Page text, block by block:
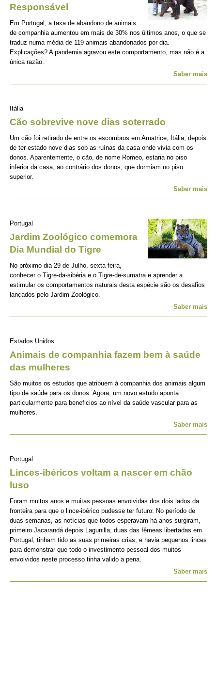
Responsável
Em Portugal, a taxa de abandono de animais
de companhia aumentou em mais de 30% nos últimos anos, o que se
traduz numa média de 119 animais abandonados por dia.
Explicações? A pandemia agravou este comportamento, mas não é a
única razão.
Saber mais
Itália
Cão sobrevive nove dias soterrado
Um cão foi retirado de entre os escombros em Amatrice, Itália, depois
de ter estado nove dias sob as ruínas da casa onde vivia com os
donos. Aparentemente, o cão, de nome Romeo, estaria no piso
inferior da casa, ao contrário dos donos, que dormiam no piso
superior.
Saber mais
Portugal
Jardim Zoológico comemora
Dia Mundial do Tigre
No próximo dia 29 de Julho, sexta-feira,
conhecer o Tigre-da-sibéria e o Tigre-de-sumatra e aprender a
estimular os comportamentos naturais desta espécie são os desafios
lançados pelo Jardim Zoológico.
Saber mais
Estados Unidos
Animais de companhia fazem bem à saúde
das mulheres
São muitos os estudos que atribuem à companhia dos animais algum
tipo de saúde para os donos. Agora, um novo estudo aponta
particularmente para beneficios ao nível da saúde vascular para as
mulheres.
Saber mais
Portugal
Linces-ibéricos voltam a nascer em chão
luso
Foram muitos anos e muitas pessoas envolvidas dos dois lados da
fronteira para que o lince-ibérico pudesse ter futuro. No período de
duas semanas, as notícias que todos esperavam há anos surgiram,
primeiro Jacarandá depois Lagunilla, duas das fêmeas libertadas em
Portugal, tinham tido as suas primeiras crias, e havia pequenos linces
para demonstrar que todo o investimento pessoal dos muitos
envolvidos neste processo tinha valido a pena.
Saber mais